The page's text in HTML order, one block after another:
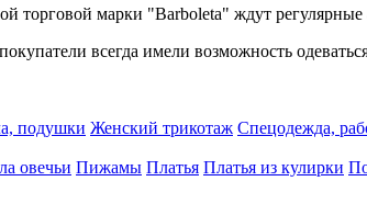
торговой марки "Barboleta" ждут
всегда имели возможность
подушки Женский трикотаж Спецодежда,
овечьи Пижамы Платья Платья из кулирки